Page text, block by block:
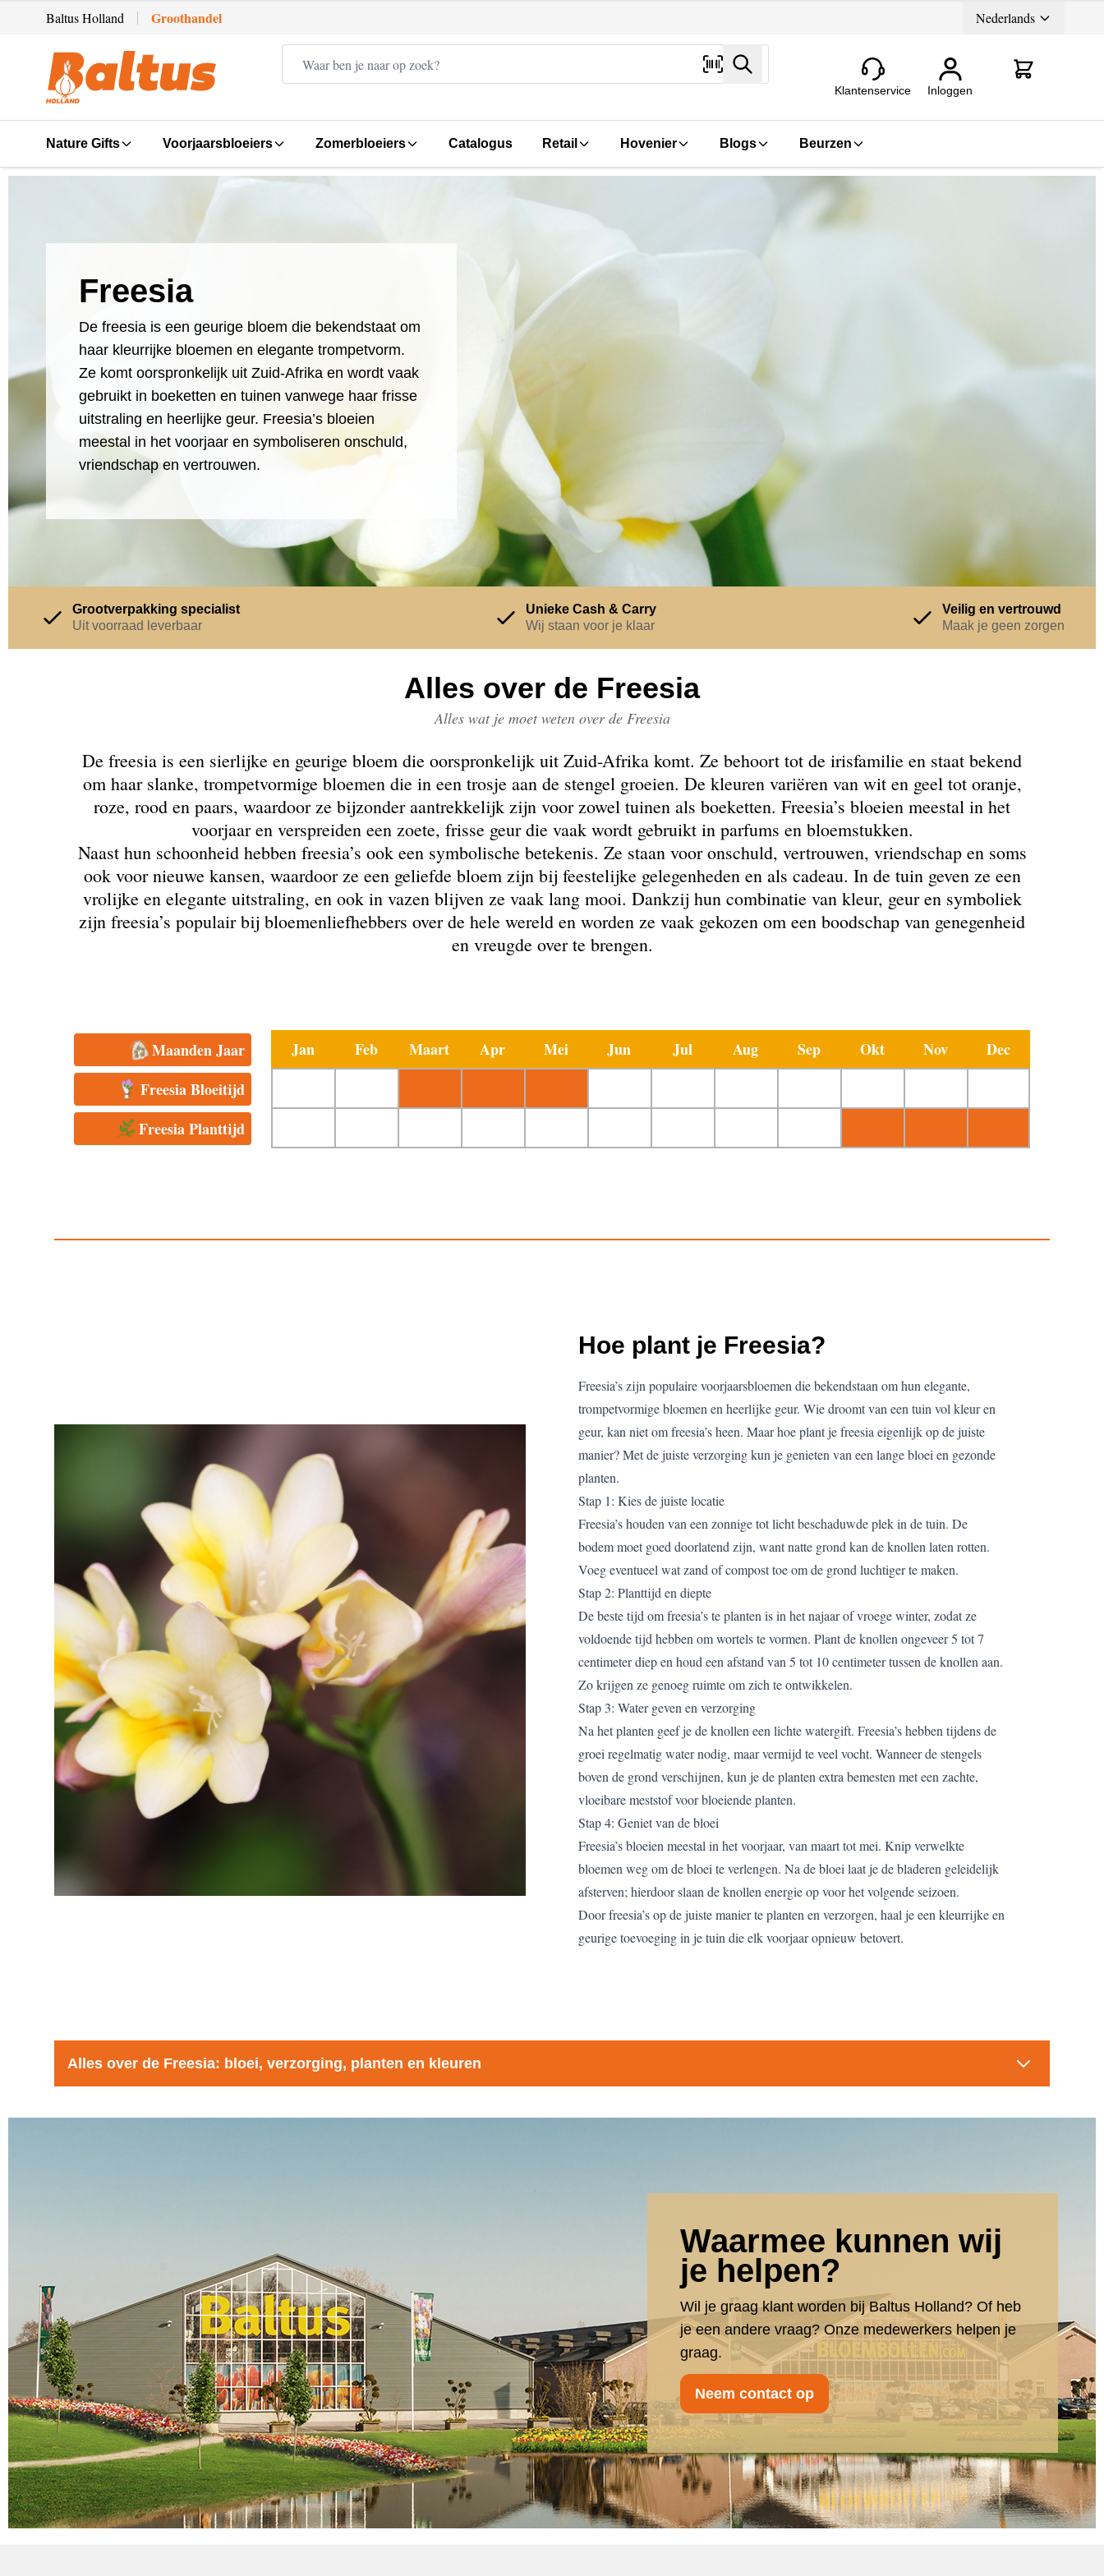
Ga direct door naar de inhoud
Baltus Holland Groothandel Nederlands
Zoeken
Klantenservice Inloggen
Nature Gifts Voorjaarsbloeiers Zomerbloeiers Catalogus Retail Hovenier Blogs Beurzen
Freesia
De freesia is een geurige bloem die bekendstaat om
haar kleurrijke bloemen en elegante trompetvorm.
Ze komt oorspronkelijk uit Zuid-Afrika en wordt vaak
gebruikt in boeketten en tuinen vanwege haar frisse
uitstraling en heerlijke geur. Freesia’s bloeien
meestal in het voorjaar en symboliseren onschuld,
vriendschap en vertrouwen.
Grootverpakking specialist
Uit voorraad leverbaar
Unieke Cash & Carry
Wij staan voor je klaar
Veilig en vertrouwd
Maak je geen zorgen
Alles over de Freesia
Alles wat je moet weten over de Freesia
De freesia is een sierlijke en geurige bloem die oorspronkelijk uit Zuid-Afrika komt. Ze behoort tot de irisfamilie en staat bekend
om haar slanke, trompetvormige bloemen die in een trosje aan de stengel groeien. De kleuren variëren van wit en geel tot oranje,
roze, rood en paars, waardoor ze bijzonder aantrekkelijk zijn voor zowel tuinen als boeketten. Freesia’s bloeien meestal in het
voorjaar en verspreiden een zoete, frisse geur die vaak wordt gebruikt in parfums en bloemstukken.
Naast hun schoonheid hebben freesia’s ook een symbolische betekenis. Ze staan voor onschuld, vertrouwen, vriendschap en soms
ook voor nieuwe kansen, waardoor ze een geliefde bloem zijn bij feestelijke gelegenheden en als cadeau. In de tuin geven ze een
vrolijke en elegante uitstraling, en ook in vazen blijven ze vaak lang mooi. Dankzij hun combinatie van kleur, geur en symboliek
zijn freesia’s populair bij bloemenliefhebbers over de hele wereld en worden ze vaak gekozen om een boodschap van genegenheid
en vreugde over te brengen.
Maanden Jaar Jan Feb Maart Apr Mei Jun Jul Aug Sep Okt Nov
Dec
Freesia Bloeitijd
Freesia Planttijd
Hoe plant je Freesia?
Freesia’s zijn populaire voorjaarsbloemen die bekendstaan om hun elegante,
trompetvormige bloemen en heerlijke geur. Wie droomt van een tuin vol kleur en
geur, kan niet om freesia’s heen. Maar hoe plant je freesia eigenlijk op de juiste
manier? Met de juiste verzorging kun je genieten van een lange bloei en gezonde
planten.
Stap 1: Kies de juiste locatie
Freesia’s houden van een zonnige tot licht beschaduwde plek in de tuin. De
bodem moet goed doorlatend zijn, want natte grond kan de knollen laten rotten.
Voeg eventueel wat zand of compost toe om de grond luchtiger te maken.
Stap 2: Planttijd en diepte
De beste tijd om freesia’s te planten is in het najaar of vroege winter, zodat ze
voldoende tijd hebben om wortels te vormen. Plant de knollen ongeveer 5 tot 7
centimeter diep en houd een afstand van 5 tot 10 centimeter tussen de knollen aan.
Zo krijgen ze genoeg ruimte om zich te ontwikkelen.
Stap 3: Water geven en verzorging
Na het planten geef je de knollen een lichte watergift. Freesia’s hebben tijdens de
groei regelmatig water nodig, maar vermijd te veel vocht. Wanneer de stengels
boven de grond verschijnen, kun je de planten extra bemesten met een zachte,
vloeibare meststof voor bloeiende planten.
Stap 4: Geniet van de bloei
Freesia’s bloeien meestal in het voorjaar, van maart tot mei. Knip verwelkte
bloemen weg om de bloei te verlengen. Na de bloei laat je de bladeren geleidelijk
afsterven; hierdoor slaan de knollen energie op voor het volgende seizoen.
Door freesia’s op de juiste manier te planten en verzorgen, haal je een kleurrijke en
geurige toevoeging in je tuin die elk voorjaar opnieuw betovert.
Alles over de Freesia: bloei, verzorging, planten en kleuren
Waarmee kunnen wij
je helpen?
Wil je graag klant worden bij Baltus Holland? Of heb
je een andere vraag? Onze medewerkers helpen je
graag.
Neem contact op